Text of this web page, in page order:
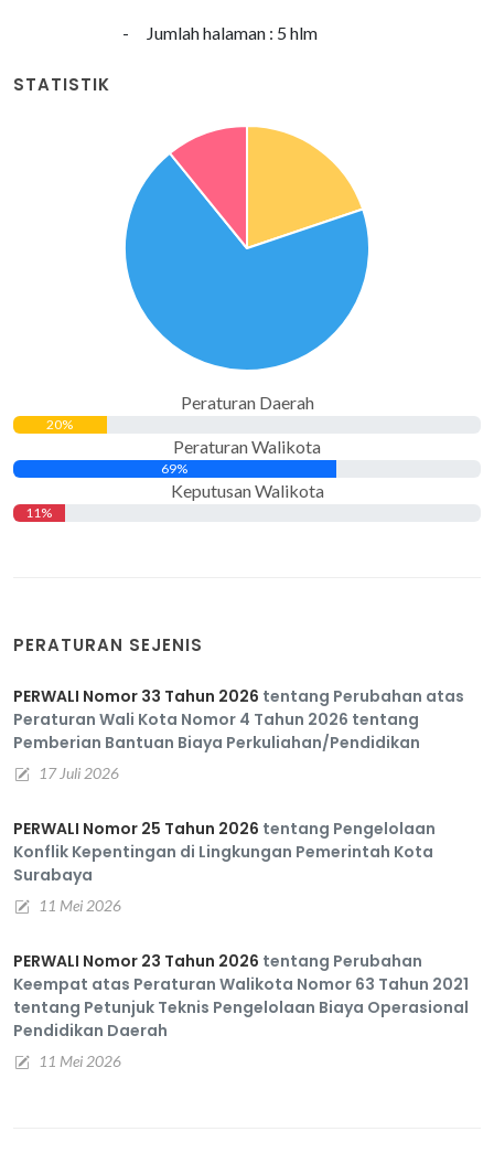
- Jumlah halaman : 5 hlm
STATISTIK
Peraturan Daerah
20%
Peraturan Walikota
69%
Keputusan Walikota
11%
PERATURAN SEJENIS
PERWALI Nomor 33 Tahun 2026 tentang Perubahan atas
Peraturan Wali Kota Nomor 4 Tahun 2026 tentang
Pemberian Bantuan Biaya Perkuliahan/Pendidikan
17 Juli 2026
PERWALI Nomor 25 Tahun 2026 tentang Pengelolaan
Konflik Kepentingan di Lingkungan Pemerintah Kota
Surabaya
11 Mei 2026
PERWALI Nomor 23 Tahun 2026 tentang Perubahan
Keempat atas Peraturan Walikota Nomor 63 Tahun 2021
tentang Petunjuk Teknis Pengelolaan Biaya Operasional
Pendidikan Daerah
11 Mei 2026